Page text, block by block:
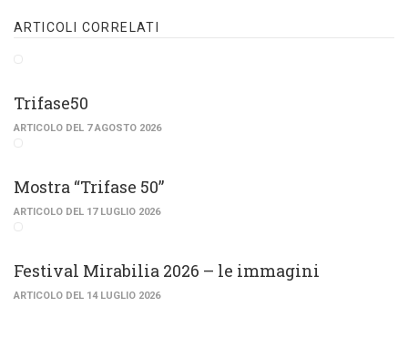
ARTICOLI CORRELATI
Trifase50
ARTICOLO DEL 7 AGOSTO 2026
Mostra “Trifase 50”
ARTICOLO DEL 17 LUGLIO 2026
Festival Mirabilia 2026 – le immagini
ARTICOLO DEL 14 LUGLIO 2026